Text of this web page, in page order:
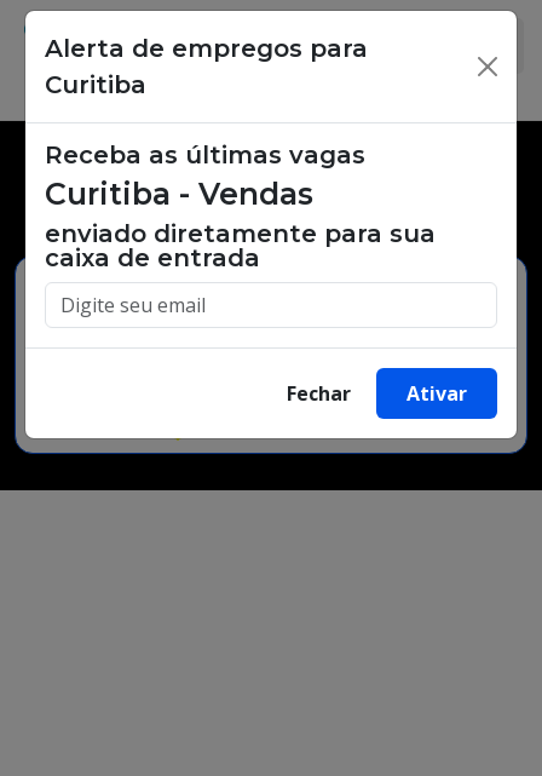
Vagas de emprego,
oportunidades de trabalho.
Buscar Vagas
Alerta de empregos para
Curitiba
×
Receba as últimas vagas
Curitiba - Vendas
enviado diretamente para sua
caixa de entrada
Fechar Ativar